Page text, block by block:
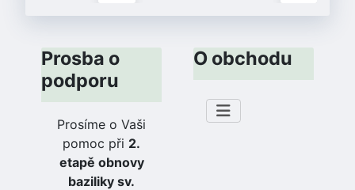
Prosba o
podporu
Prosíme o Vaši
pomoc při 2.
etapě obnovy
baziliky sv.
O obchodu